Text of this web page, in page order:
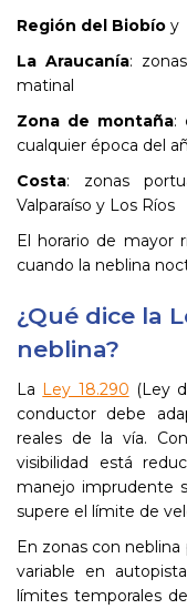
Región del Biobío y
La Araucanía:
matinal
Zona de montaña:
cualquier época del
Costa: zonas
Valparaíso y Los Ríos
El horario de mayor
cuando la neblina
¿Qué dice la
neblina?
La Ley 18.290 (Ley
conductor debe
reales de la vía.
visibilidad está
manejo imprudente
supere el límite de
En zonas con
variable en
límites temporales